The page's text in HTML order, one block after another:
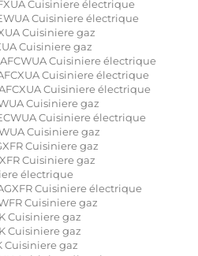
Cuisiniere électrique
Cuisiniere électrique
Cuisiniere gaz
Cuisiniere gaz
Cuisiniere électrique
Cuisiniere électrique
Cuisiniere électrique
Cuisiniere gaz
Cuisiniere électrique
Cuisiniere gaz
Cuisiniere gaz
Cuisiniere gaz
électrique
Cuisiniere électrique
Cuisiniere gaz
Cuisiniere gaz
Cuisiniere gaz
Cuisiniere gaz